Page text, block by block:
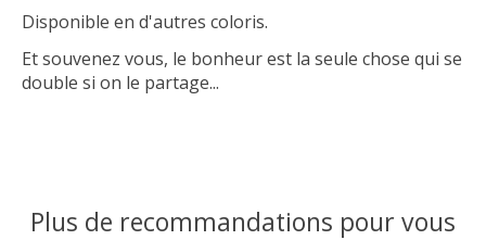
Disponible en d'autres coloris.
Et souvenez vous, le bonheur est la seule chose qui se
double si on le partage...
Plus de recommandations pour vous